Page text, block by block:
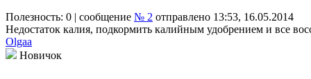
Полезность: 0 | сообщение № 2 отправлено 13:53, 16.05.2014
Недостаток калия, подкормить калийным удобрением и все
Olgaa
Новичок